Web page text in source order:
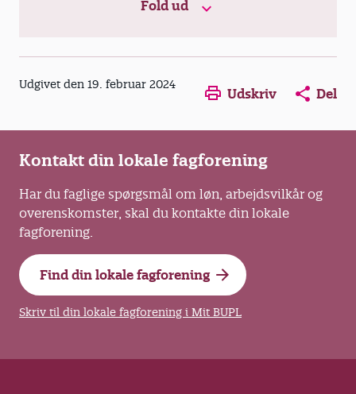
aktiviteter og tonen i huset.
hvor vi skaber mulighedsrum for, at børnene
får vist, hvordan de kan tilgå hinanden, de
voksne og deres børnefællesskaber
Fold ud
Udgivet den 19. februar 2024 Opens in a new window
Opens in a new
Opens in
Udskriv Del
Kontakt din lokale fagforening
Har du faglige spørgsmål om løn, arbejdsvilkår og
overenskomster, skal du kontakte din lokale
fagforening.
Find din lokale fagforening
Skriv til din lokale fagforening i Mit BUPL